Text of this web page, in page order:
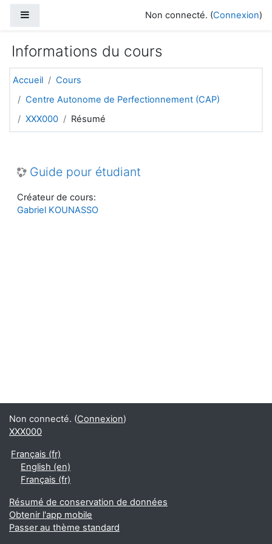
Non connecté. (Connexion)
Informations du cours
Accueil
Cours
Centre Autonome de Perfectionnement (CAP)
XXX000
Résumé
Guide pour étudiant
Créateur de cours:
Gabriel KOUNASSO
Non connecté. (Connexion)
XXX000
Français ‎(fr)‎
English ‎(en)‎
Français ‎(fr)‎
Résumé de conservation de données
Obtenir l'app mobile
Passer au thème standard